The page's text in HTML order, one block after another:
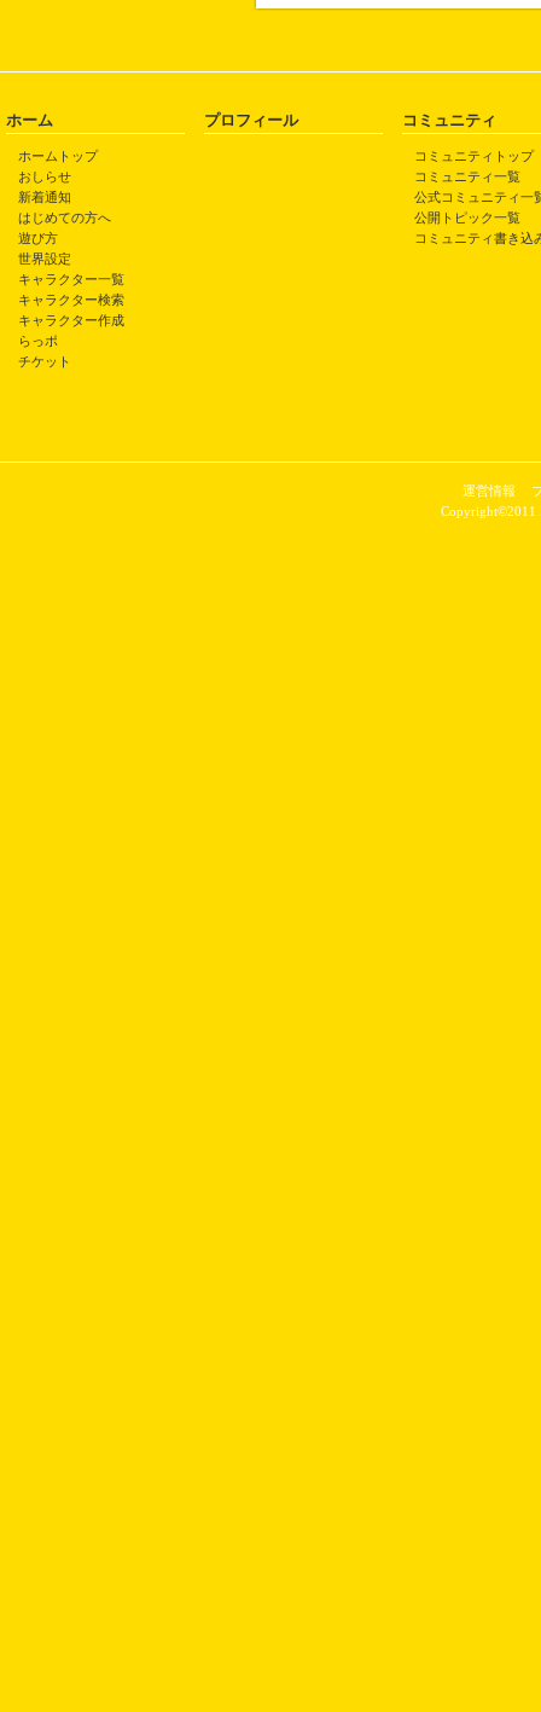
ホーム
ホームトップ
おしらせ
新着通知
はじめての方へ
遊び方
世界設定
キャラクター一覧
キャラクター検索
キャラクター作成
らっポ
チケット
プロフィール コミュニティ
コミュニティトップ
コミュニティ一覧
公式コミュニティ一
公開トピック一覧
コミュニティ書き込
運営情報
Copyright©2011